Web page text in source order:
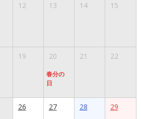
12 13 14 15
19 20
春分の
日
21 22
26 27 28 29